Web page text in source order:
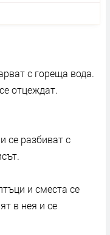
с гореща вода.
отцеждат.
се разбиват с
и сместа се
в нея и се